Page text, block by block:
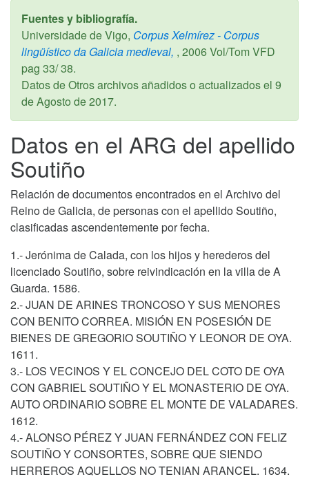
Fuentes y bibliografía.
Universidade de Vigo, Corpus Xelmírez - Corpus
lingüístico da Galicia medieval, , 2006Vol/Tom VFD
pag 33/ 38.
Datos de Otros archivos añadidos o actualizados el 9
de Agosto de 2017.
Datos en el ARG del apellido
Soutiño
Relación de documentos encontrados en el Archivo del
Reino de Galicia, de personas con el apellido Soutiño,
clasificadas ascendentemente por fecha.
1.- Jerónima de Calada, con los hijos y herederos del
licenciado Soutiño, sobre reivindicación en la villa de A
Guarda. 1586.
2.- JUAN DE ARINES TRONCOSO Y SUS MENORES
CON BENITO CORREA. MISIÓN EN POSESIÓN DE
BIENES DE GREGORIO SOUTIÑO Y LEONOR DE OYA.
1611.
3.- LOS VECINOS Y EL CONCEJO DEL COTO DE OYA
CON GABRIEL SOUTIÑO Y EL MONASTERIO DE OYA.
AUTO ORDINARIO SOBRE EL MONTE DE VALADARES.
1612.
4.- ALONSO PÉREZ Y JUAN FERNÁNDEZ CON FELIZ
SOUTIÑO Y CONSORTES, SOBRE QUE SIENDO
HERREROS AQUELLOS NO TENIAN ARANCEL. 1634.